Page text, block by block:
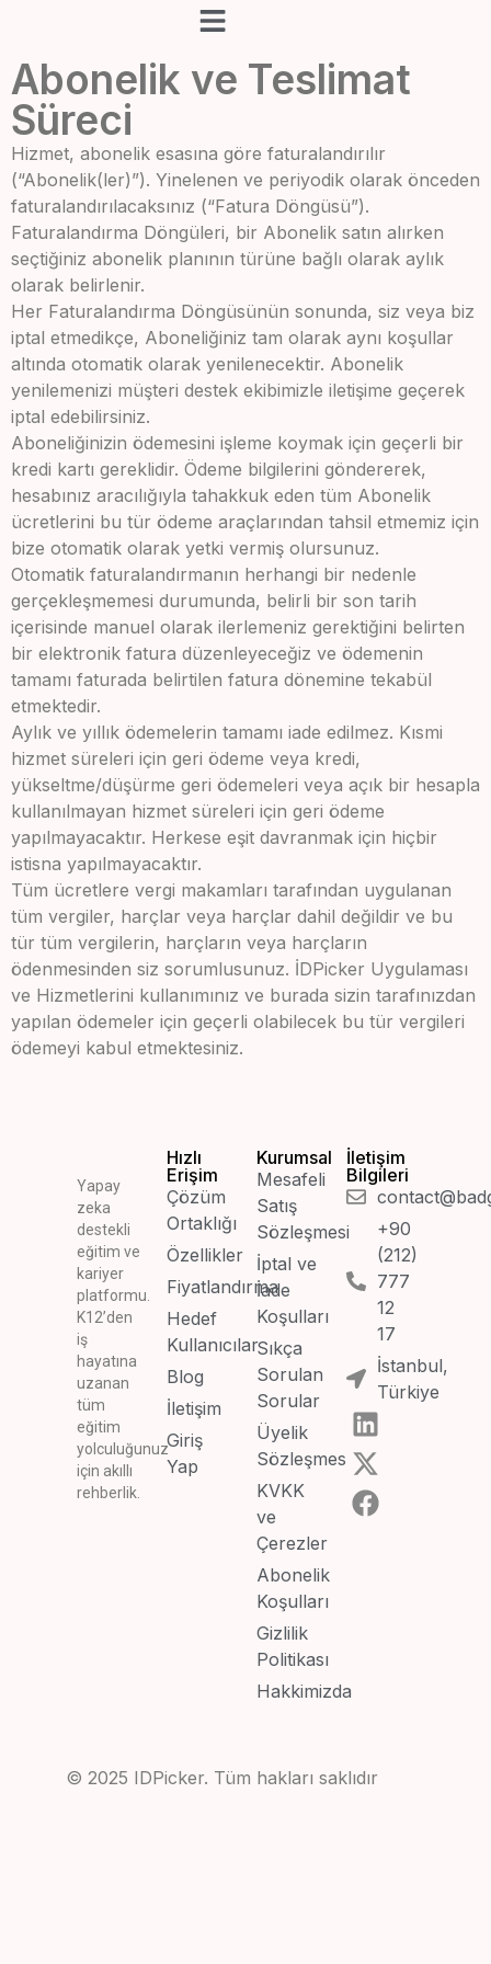
Hizmet, abonelik esasına göre faturalandırılır
(“Abonelik(ler)”). Yinelenen ve periyodik olarak önceden
faturalandırılacaksınız (“Fatura Döngüsü”).
Faturalandırma Döngüleri, bir Abonelik satın alırken
seçtiğiniz abonelik planının türüne bağlı olarak aylık
olarak belirlenir.
Her Faturalandırma Döngüsünün sonunda, siz veya biz
iptal etmedikçe, Aboneliğiniz tam olarak aynı koşullar
altında otomatik olarak yenilenecektir. Abonelik
yenilemenizi müşteri destek ekibimizle iletişime geçerek
iptal edebilirsiniz.
Aboneliğinizin ödemesini işleme koymak için geçerli bir
kredi kartı gereklidir. Ödeme bilgilerini göndererek,
hesabınız aracılığıyla tahakkuk eden tüm Abonelik
ücretlerini bu tür ödeme araçlarından tahsil etmemiz için
bize otomatik olarak yetki vermiş olursunuz.
Otomatik faturalandırmanın herhangi bir nedenle
gerçekleşmemesi durumunda, belirli bir son tarih
içerisinde manuel olarak ilerlemeniz gerektiğini belirten
bir elektronik fatura düzenleyeceğiz ve ödemenin
tamamı faturada belirtilen fatura dönemine tekabül
etmektedir.
Aylık ve yıllık ödemelerin tamamı iade edilmez. Kısmi
hizmet süreleri için geri ödeme veya kredi,
yükseltme/düşürme geri ödemeleri veya açık bir hesapla
kullanılmayan hizmet süreleri için geri ödeme
yapılmayacaktır. Herkese eşit davranmak için hiçbir
istisna yapılmayacaktır.
Tüm ücretlere vergi makamları tarafından uygulanan
tüm vergiler, harçlar veya harçlar dahil değildir ve bu
tür tüm vergilerin, harçların veya harçların
ödenmesinden siz sorumlusunuz. İDPicker Uygulaması
ve Hizmetlerini kullanımınız ve burada sizin tarafınızdan
yapılan ödemeler için geçerli olabilecek bu tür vergileri
ödemeyi kabul etmektesiniz.
Abonelik ve Teslimat
Süreci
Yapay
zeka
destekli
eğitim ve
kariyer
platformu.
K12’den
iş
hayatına
uzanan
tüm
eğitim
yolculuğunuz
için akıllı
rehberlik.
Hızlı
Erişim
Çözüm
Ortaklığı
Özellikler
Fiyatlandırma
Hedef
Kullanıcılar
Blog
İletişim
Giriş
Yap
Kurumsal
Mesafeli
Satış
Sözleşmesi
İptal ve
İade
Koşulları
Sıkça
Sorulan
Sorular
Üyelik
Sözleşmesi
KVKK
ve
Çerezler
Abonelik
Koşulları
Gizlilik
Politikası
Hakkimizda
İletişim
Bilgileri
+90
(212)
777
12
17
İstanbul,
Türkiye
© 2025 IDPicker. Tüm hakları saklıdır